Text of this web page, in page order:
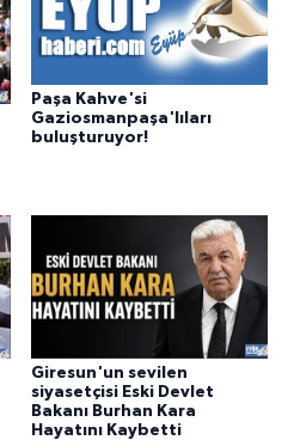
Paşa Kahve'si
Gaziosmanpaşa'lıları
buluşturuyor!
Giresun'un sevilen
siyasetçisi Eski Devlet
Bakanı Burhan Kara
Hayatını Kaybetti